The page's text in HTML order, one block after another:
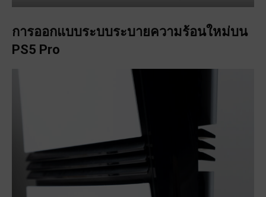
การออกแบบระบบระบายความร้อนใหม่บน
PS5 Pro